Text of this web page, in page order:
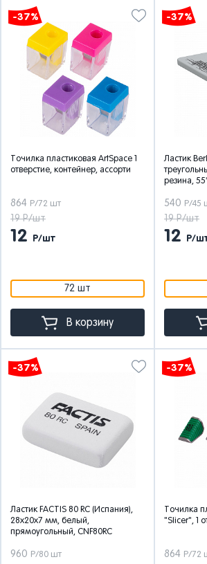
-37%
Точилка пластиковая ArtSpace 1
отверстие, контейнер, ассорти
864 Р/72 шт
19 Р/шт
12 Р/шт
72 шт
В корзину
-37%
Ластик
резина,
540 Р/45
19 Р/шт
12 Р/
-37%
Ластик FACTIS 80 RC (Испания),
28х20х7 мм, белый,
прямоугольный, CNF80RC
960 Р/80 шт
-37%
Точилка
"Slicer", 1
864 Р/72